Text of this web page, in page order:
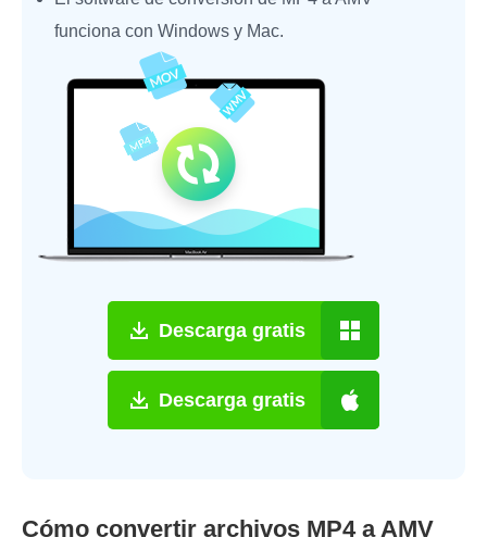
funciona con Windows y Mac.
Descarga gratis
Descarga gratis
Cómo convertir archivos MP4 a AMV